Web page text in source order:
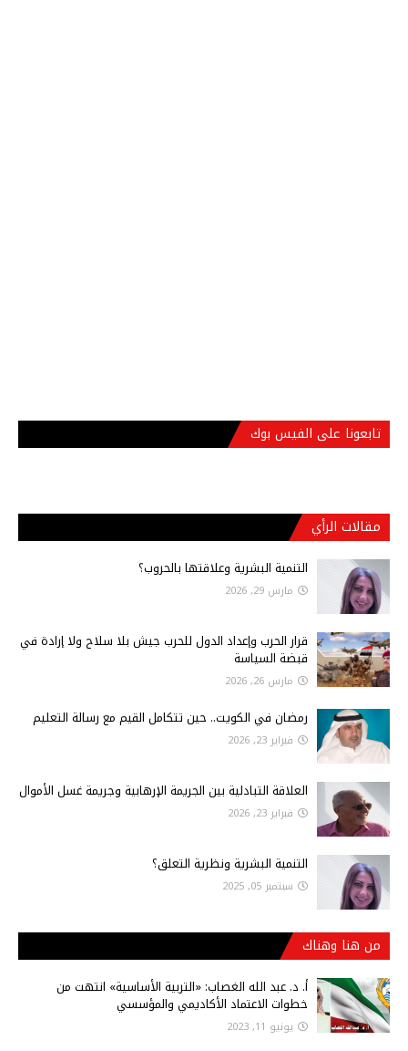
تابعونا على الفيس بوك
مقالات الرأي
التنمية البشرية وعلاقتها بالحروب؟
مارس 29, 2026
قرار الحرب وإعداد الدول للحرب جيش بلا سلاح ولا إرادة في
قبضة السياسة
مارس 26, 2026
رمضان في الكويت.. حين تتكامل القيم مع رسالة التعليم
فبراير 23, 2026
العلاقة التبادلية بين الجريمة الإرهابية وجريمة غسل الأموال
فبراير 23, 2026
التنمية البشرية ونظرية التعلق؟
سبتمبر 05, 2025
من هنا وهناك
أ‌. د. عبد الله الغصاب: «التربية الأساسية» انتهت من
خطوات الاعتماد الأكاديمي والمؤسسي
يونيو 11, 2023